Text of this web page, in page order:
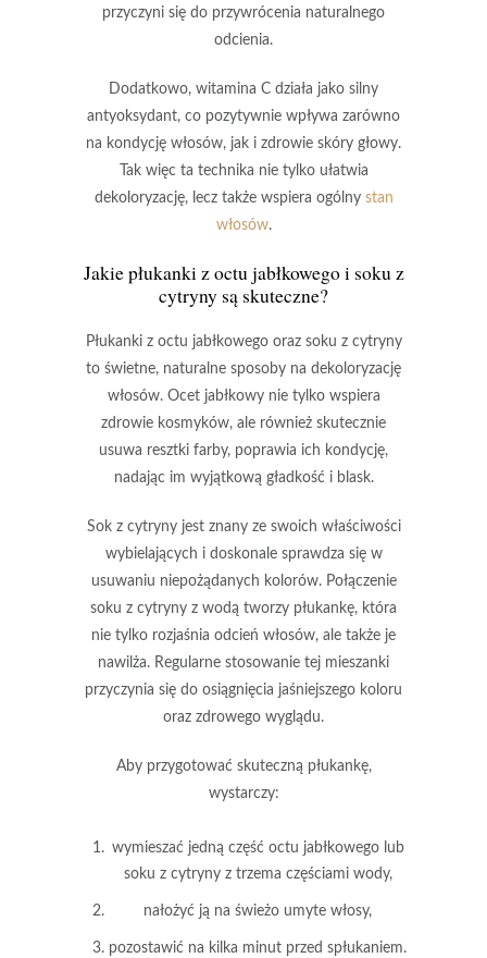
przyczyni się do przywrócenia naturalnego
odcienia.
Dodatkowo, witamina C działa jako silny
antyoksydant, co pozytywnie wpływa zarówno
na kondycję włosów, jak i zdrowie skóry głowy.
Tak więc ta technika nie tylko ułatwia
dekoloryzację, lecz także wspiera ogólny stan
włosów.
Jakie płukanki z octu jabłkowego i soku z
cytryny są skuteczne?
Płukanki z octu jabłkowegooraz soku z cytryny
to świetne, naturalne sposoby na dekoloryzację
włosów. Ocet jabłkowynie tylko wspiera
zdrowie kosmyków, ale również skutecznie
usuwa resztki farby, poprawia ich kondycję,
nadając im wyjątkową gładkość i blask.
Sok z cytrynyjest znany ze swoich właściwości
wybielających i doskonale sprawdza się w
usuwaniu niepożądanych kolorów. Połączenie
soku z cytryny z wodą tworzy płukankę, która
nie tylko rozjaśnia odcień włosów, ale także je
nawilża. Regularne stosowanie tej mieszanki
przyczynia się do osiągnięcia jaśniejszego koloru
oraz zdrowego wyglądu.
Aby przygotować skuteczną płukankę,
wystarczy:
wymieszać jedną część octu jabłkowego lub
soku z cytryny z trzema częściami wody,
nałożyć ją na świeżo umyte włosy,
pozostawić na kilka minut przed spłukaniem.